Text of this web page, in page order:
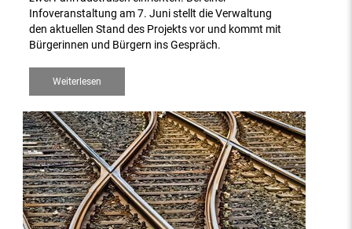
Infoveranstaltung am 7. Juni stellt die Verwaltung
den aktuellen Stand des Projekts vor und kommt mit
Bürgerinnen und Bürgern ins Gespräch.
Weiterlesen